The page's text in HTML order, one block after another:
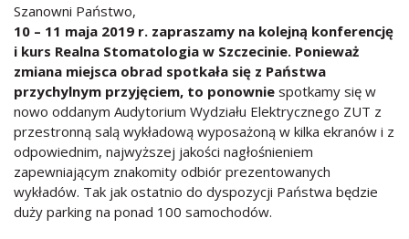
Szanowni Państwo,
10 – 11 maja 2019 r. zapraszamy na kolejną konferencję
i kurs Realna Stomatologia w Szczecinie. Ponieważ
zmiana miejsca obrad spotkała się z Państwa
przychylnym przyjęciem, to ponownie spotkamy się w
nowo oddanym Audytorium Wydziału Elektrycznego ZUT z
przestronną salą wykładową wyposażoną w kilka ekranów i z
odpowiednim, najwyższej jakości nagłośnieniem
zapewniającym znakomity odbiór prezentowanych
wykładów. Tak jak ostatnio do dyspozycji Państwa będzie
duży parking na ponad 100 samochodów.